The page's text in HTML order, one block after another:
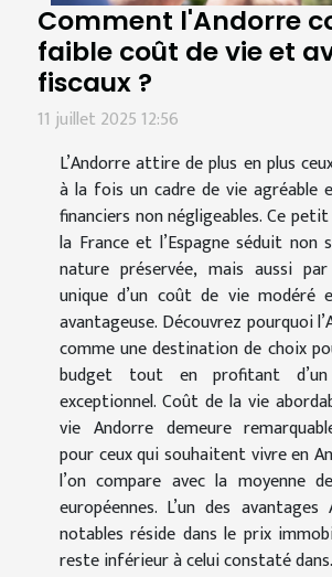
Comment l'Andorre
faible coût de vie et
fiscaux ?
11 juillet 2025 12:56
L’Andorre attire de plus en plus
à la fois un cadre de vie agréable
financiers non négligeables. Ce
la France et l’Espagne séduit non
nature préservée, mais aussi
unique d’un coût de vie modéré
avantageuse. Découvrez pourquoi
comme une destination de choix
budget tout en profitant d’un
exceptionnel. Coût de la vie
vie Andorre demeure
pour ceux qui souhaitent vivre en
l’on compare avec la moyenne
européennes. L’un des
notables réside dans le prix
reste inférieur à celui constaté